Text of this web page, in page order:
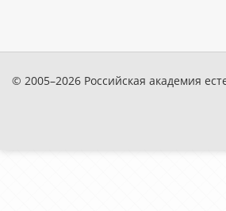
© 2005–2026 Российская академия